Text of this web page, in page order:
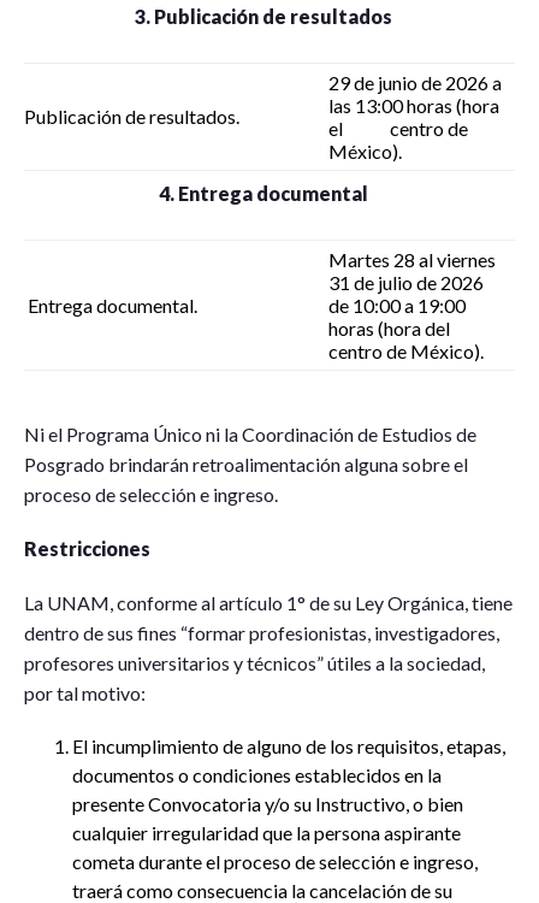
3. Publicación de resultados
Publicación de resultados.
29 de junio de 2026 a
las 13:00 horas (hora
el centro de
México).
4. Entrega documental
Entrega documental.
Martes 28 al viernes
31 de julio de 2026
de 10:00 a 19:00
horas (hora del
centro de México).
Ni el Programa Único ni la Coordinación de Estudios de
Posgrado brindarán retroalimentación alguna sobre el
proceso de selección e ingreso.
Restricciones
La UNAM, conforme al artículo 1° de su Ley Orgánica, tiene
dentro de sus fines “formar profesionistas, investigadores,
profesores universitarios y técnicos” útiles a la sociedad,
por tal motivo:
El incumplimiento de alguno de los requisitos, etapas,
documentos o condiciones establecidos en la
presente Convocatoria y/o su Instructivo, o bien
cualquier irregularidad que la persona aspirante
cometa durante el proceso de selección e ingreso,
traerá como consecuencia la cancelación de su